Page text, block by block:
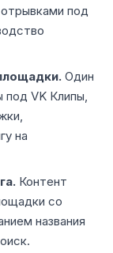
под
Один
под VK Клипы,
на
Контент
со
названия